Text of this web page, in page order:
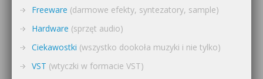
Freeware (darmowe efekty, syntezatory, sample)
Hardware (sprzęt audio)
Ciekawostki (wszystko dookoła muzyki i nie tylko)
VST (wtyczki w formacie VST)